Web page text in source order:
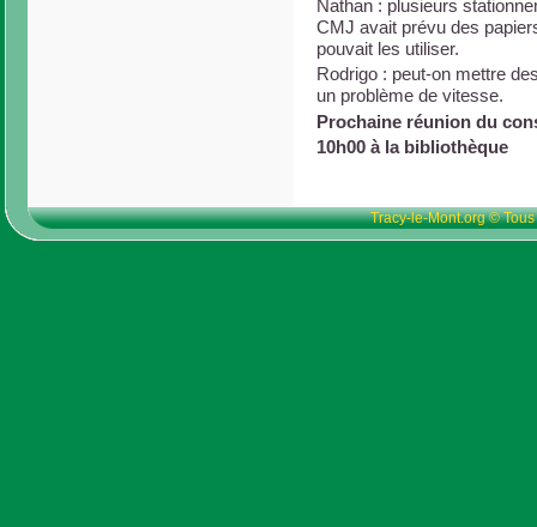
Nathan : plusieurs
CMJ avait prévu des
pouvait les utiliser.
Rodrigo : peut-on mettre
un problème de vitesse.
Prochaine réunion du
10h00 à la bibliothèque
Tracy-le-Mont.org ©